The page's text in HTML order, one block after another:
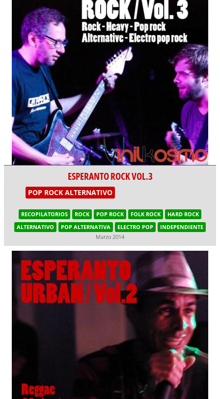
ESPERANTO ROCK VOL.3
POP ROCK ALTERNATIVO
RECOPILATORIOS ROCK POP ROCK FOLK ROCK
HARD ROCK
ALTERNATIVO
POP ALTERNATIVA ELECTRO POP
INDEPENDIENTE
Marzo 2014